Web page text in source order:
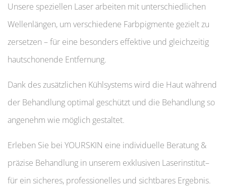
Unsere speziellen Laser arbeiten mit unterschiedlichen
Wellenlängen, um verschiedene Farbpigmente gezielt zu
zersetzen – für eine besonders effektive und gleichzeitig
hautschonende Entfernung.
Dank des zusätzlichen Kühlsystems wird die Haut während
der Behandlung optimal geschützt und die Behandlung so
angenehm wie möglich gestaltet.
Erleben Sie bei YOURSKIN eine individuelle Beratung &
präzise Behandlung in unserem exklusiven Laserinstitut–
für ein sicheres, professionelles und sichtbares Ergebnis.